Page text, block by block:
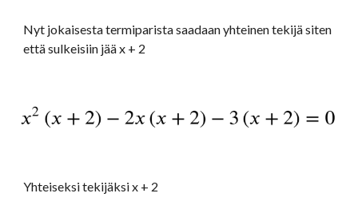
Nyt jokaisesta termiparista saadaan yhteinen tekijä siten
että sulkeisiin jää x + 2
Yhteiseksi tekijäksi x + 2